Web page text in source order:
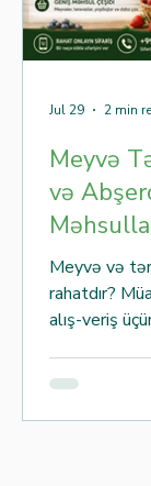
Meyvə
və
Meyvə və
rahatdır?
alış-veriş
ərazisində
sürətli həll
Jul 29 2 min